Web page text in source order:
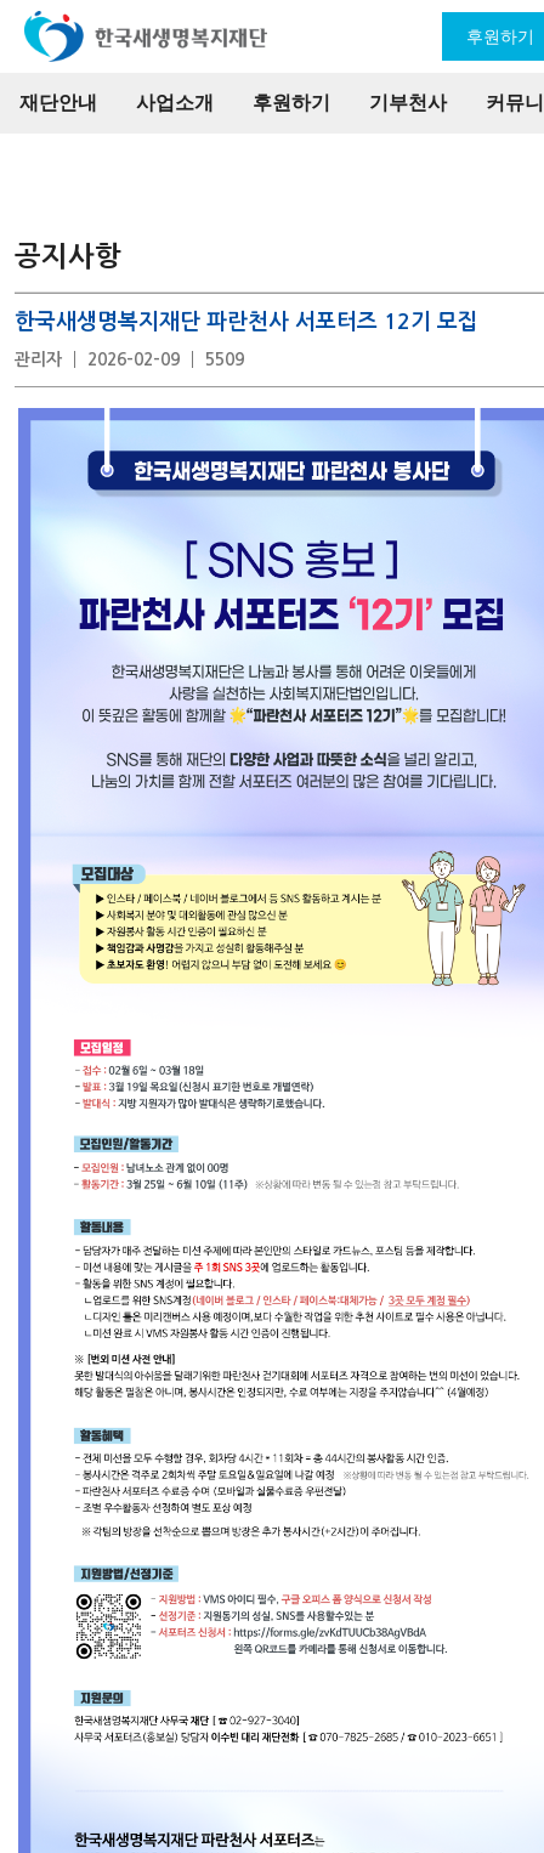
재단안내 사업소개 후원하기 기부천사 커뮤
후원하기
공지사항
한국새생명복지재단 파란천사 서포터즈 12기 모집
관리자 2026-02-09 5509